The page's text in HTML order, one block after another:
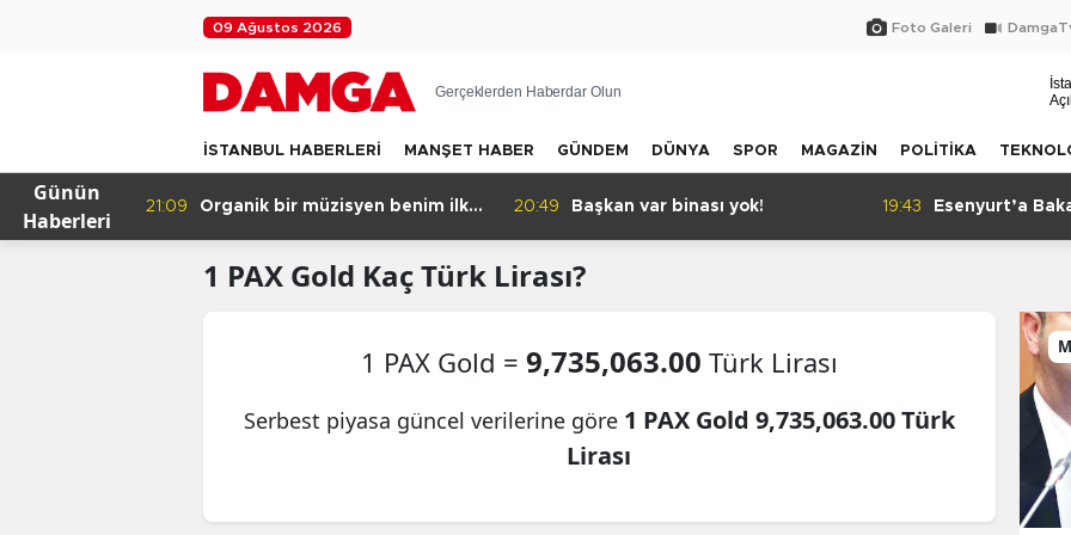
09 Ağustos 2026 Foto Galeri
Gerçeklerden Haberdar Olun
İSTANBUL HABERLERİ MANŞET HABER GÜNDEM DÜNYA SPOR MAGAZİN POLİTİKA
Günün
Haberleri
21:09
Organik bir müzisyen benim ilk
20:49 Başkan var binası yok! 19:43 Esenyurt’a
1 PAX Gold Kaç Türk Lirası?
1 PAX Gold = 9,735,063.00 Türk Lirası
Serbest piyasa güncel verilerine göre 1 PAX Gold 9,735,063.00 Türk
Lirası